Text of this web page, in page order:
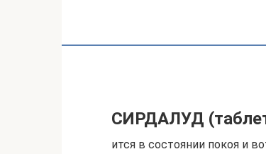
СИРДАЛУД
ится в состоянии покоя и